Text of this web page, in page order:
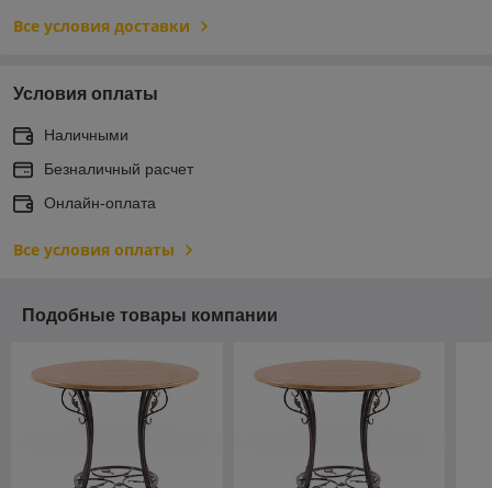
Все условия доставки
Условия оплаты
Наличными
Безналичный расчет
Онлайн-оплата
Все условия оплаты
Подобные товары компании